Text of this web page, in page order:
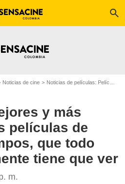
search
Noticias de cine Noticias de películas: Película - ¿Sabías que...?
y más
películas de
que todo
tiene que ver
m.
Warner Bros.